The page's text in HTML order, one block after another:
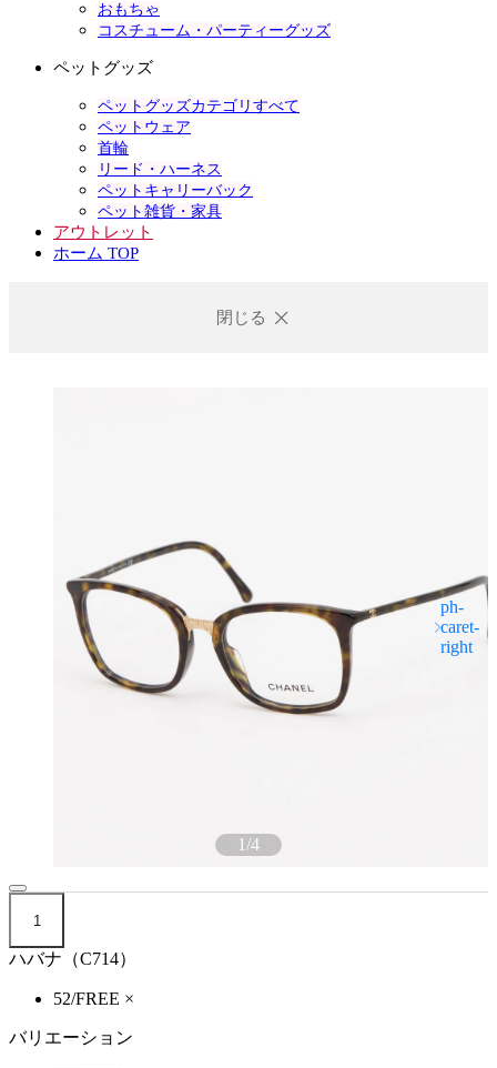
おもちゃ
コスチューム・パーティーグッズ
ペットグッズ
ペットグッズカテゴリすべて
ペットウェア
首輪
リード・ハーネス
ペットキャリーバック
ペット雑貨・家具
アウトレット
ホーム TOP
閉じる
1/4
1
ハバナ（C714）
52/FREE ×
バリエーション